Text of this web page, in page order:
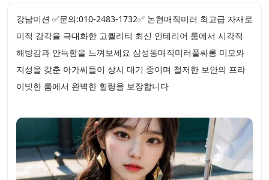
강남미션 ✅문의:010-2483-1732✅ 논현매직미러 최고급 자재로
미적 감각을 극대화한 고퀄리티 최신 인테리어 룸에서 시각적
해방감과 안늑함을 느껴보세요 삼성동매직미러풀싸롱 미모와
지성을 갖춘 아가씨들이 상시 대기 중이며 철저한 보안의 프라
이빗한 룸에서 완벽한 힐링을 보장합니다